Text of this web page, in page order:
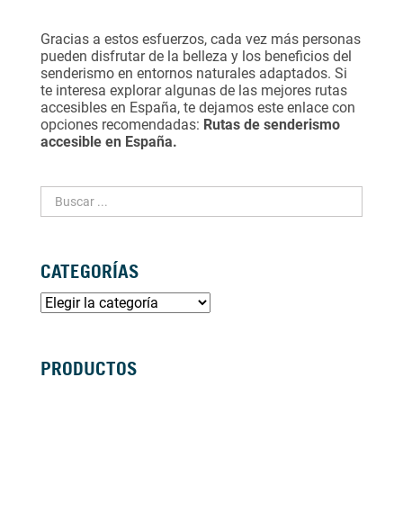
Gracias a estos esfuerzos, cada vez más personas
pueden disfrutar de la belleza y los beneficios del
senderismo en entornos naturales adaptados. Si
te interesa explorar algunas de las mejores rutas
accesibles en España, te dejamos este enlace con
opciones recomendadas: Rutas de senderismo
accesible en España.
CATEGORÍAS
PRODUCTOS